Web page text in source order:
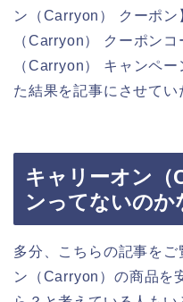
ン（Carryon） クーポン
（Carryon） クーポン
（Carryon） キャンペ
た結果を記事にさせてい
キャリーオン（
ンってないのか
多分、こちらの記事を
ン（Carryon）の商品を